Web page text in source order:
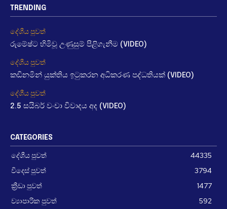
TRENDING
දේශීය පුවත්
රුමේෂ්ට හිමිවූ උණුසුම් පිළිගැනීම (VIDEO)
දේශීය පුවත්
කඩිනමින් යුක්තිය ඉටුකරන අධිකරණ පද්ධතියක් (VIDEO)
දේශීය පුවත්
2.5 සයිබර් වංචා විවාදය අද (VIDEO)
CATEGORIES
දේශීය පුවත්
44335
විදෙස් පුවත්
3794
ක්‍රීඩා පුවත්
1477
ව්‍යාපාරික පුවත්
592